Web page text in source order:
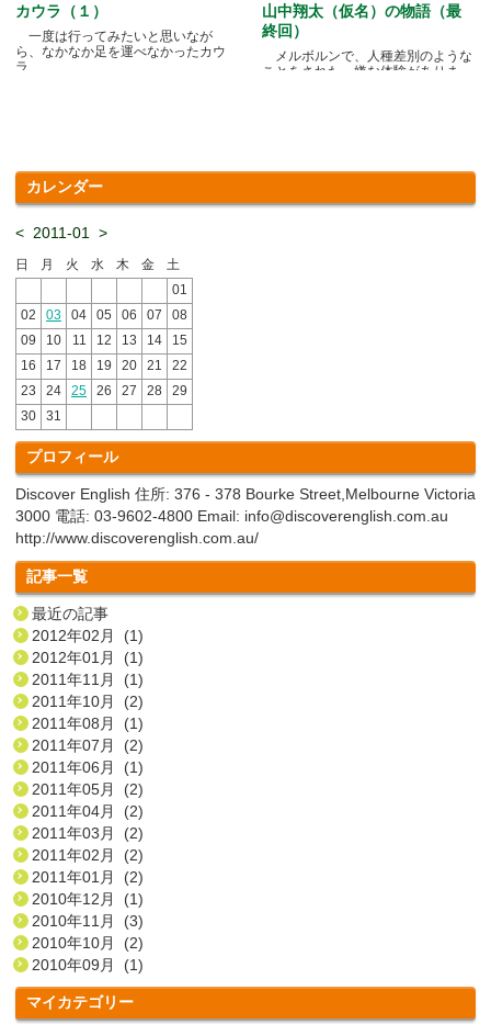
カウラ（１）
一度は行ってみたいと思いなが
ら、なかなか足を運べなかったカウ
ラ.....
山中翔太（仮名）の物語（最
終回）
メルボルンで、人種差別のような
ことをされた、嫌な体験がありま
カレンダー
< 2011-01 >
日 月 火 水 木 金
土
01
02
03 04 05 06 07
08
09
10 11 12 13 14
15
16
17 18 19 20 21
22
23
24 25 26 27 28
29
30
31
プロフィール
Discover English 住所: 376 - 378 Bourke Street,Melbourne Victoria
3000 電話: 03-9602-4800 Email: info@discoverenglish.com.au
http://www.discoverenglish.com.au/
記事一覧
最近の記事
2012年02月 (1)
2012年01月 (1)
2011年11月 (1)
2011年10月 (2)
2011年08月 (1)
2011年07月 (2)
2011年06月 (1)
2011年05月 (2)
2011年04月 (2)
2011年03月 (2)
2011年02月 (2)
2011年01月 (2)
2010年12月 (1)
2010年11月 (3)
2010年10月 (2)
2010年09月 (1)
マイカテゴリー